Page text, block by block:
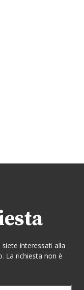
interessati alla
La richiesta non è